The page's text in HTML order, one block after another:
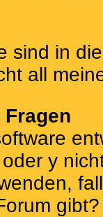
sind in
all
y
gibt?